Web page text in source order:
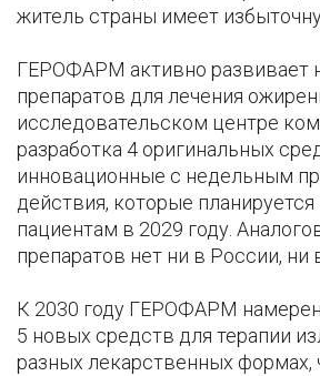
житель страны имеет
ГЕРОФАРМ активно развивает
препаратов для лечения
исследовательском центре
разработка 4 оригинальных
инновационные с недельным
действия, которые
пациентам в 2029 году.
препаратов нет ни в России, ни
К 2030 году ГЕРОФАРМ
5 новых средств для терапии
разных лекарственных формах,